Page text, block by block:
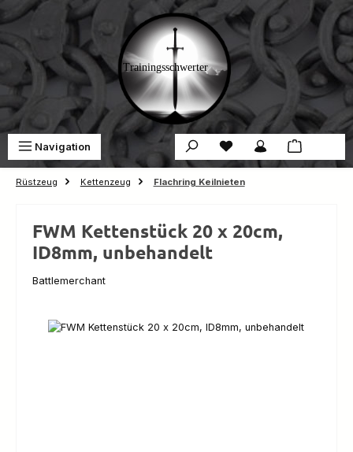
Zum Hauptinhalt springen
Navigation Du hast 0 Produkte auf
Rüstzeug Kettenzeug Flachring Keilnieten
FWM Kettenstück 20 x 20cm,
ID8mm, unbehandelt
Battlemerchant
Bildergalerie überspringen